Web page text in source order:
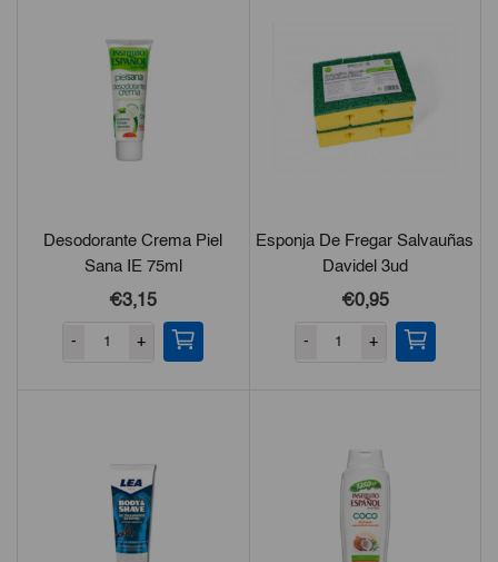
Desodorante Crema Piel
Sana IE 75ml
€3,15
- +
Esponja De Fregar Salvauñas
Davidel 3ud
€0,95
- +